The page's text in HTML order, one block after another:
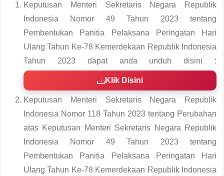
Keputusan Menteri Sekretaris Negara Republik
Indonesia Nomor 49 Tahun 2023 tentang
Pembentukan Panitia Pelaksana Peringatan Hari
Ulang Tahun Ke-78 Kemerdekaan Republik Indonesia
Tahun 2023 dapat anda unduh disini :
Klik Disini
Keputusan Menteri Sekretaris Negara Republik
Indonesia Nomor 118 Tahun 2023 tentang Perubahan
atas Keputusan Menteri Sekretaris Negara Republik
Indonesia Nomor 49 Tahun 2023 tentang
Pembentukan Panitia Pelaksana Peringatan Hari
Ulang Tahun Ke-78 Kemerdekaan Republik Indonesia